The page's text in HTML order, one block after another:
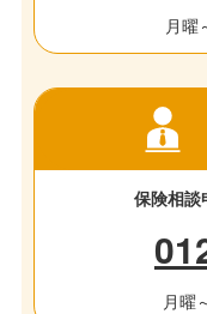
月
保険相談
月曜